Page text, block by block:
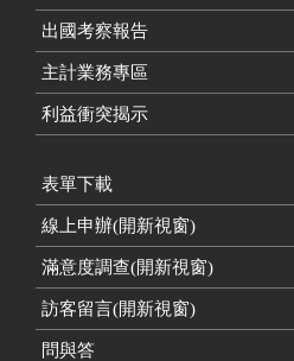
出國考察報告
主計業務專區
利益衝突揭示
表單下載
線上申辦(開新視窗)
滿意度調查(開新視窗)
訪客留言(開新視窗)
問與答